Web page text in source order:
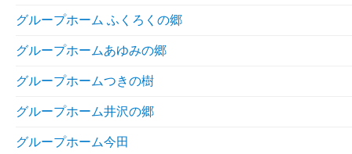
グループホーム ふくろくの郷
グループホームあゆみの郷
グループホームつきの樹
グループホーム井沢の郷
グループホーム今田